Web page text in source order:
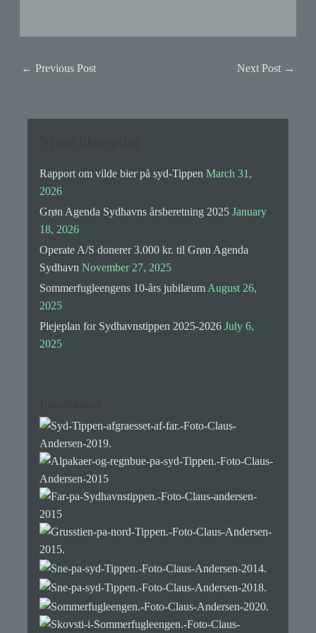
← Previous Post Next Post →
Rapport om vilde bier på syd-Tippen March 31,
2026
Grøn Agenda Sydhavns årsberetning 2025 January
18, 2026
Operate A/S donerer 3.000 kr. til Grøn Agenda
Sydhavn November 27, 2025
Sommerfugleengens 10-års jubilæum August 26,
2025
Plejeplan for Sydhavnstippen 2025-2026 July 6,
2025